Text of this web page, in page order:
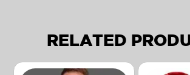
RELATED